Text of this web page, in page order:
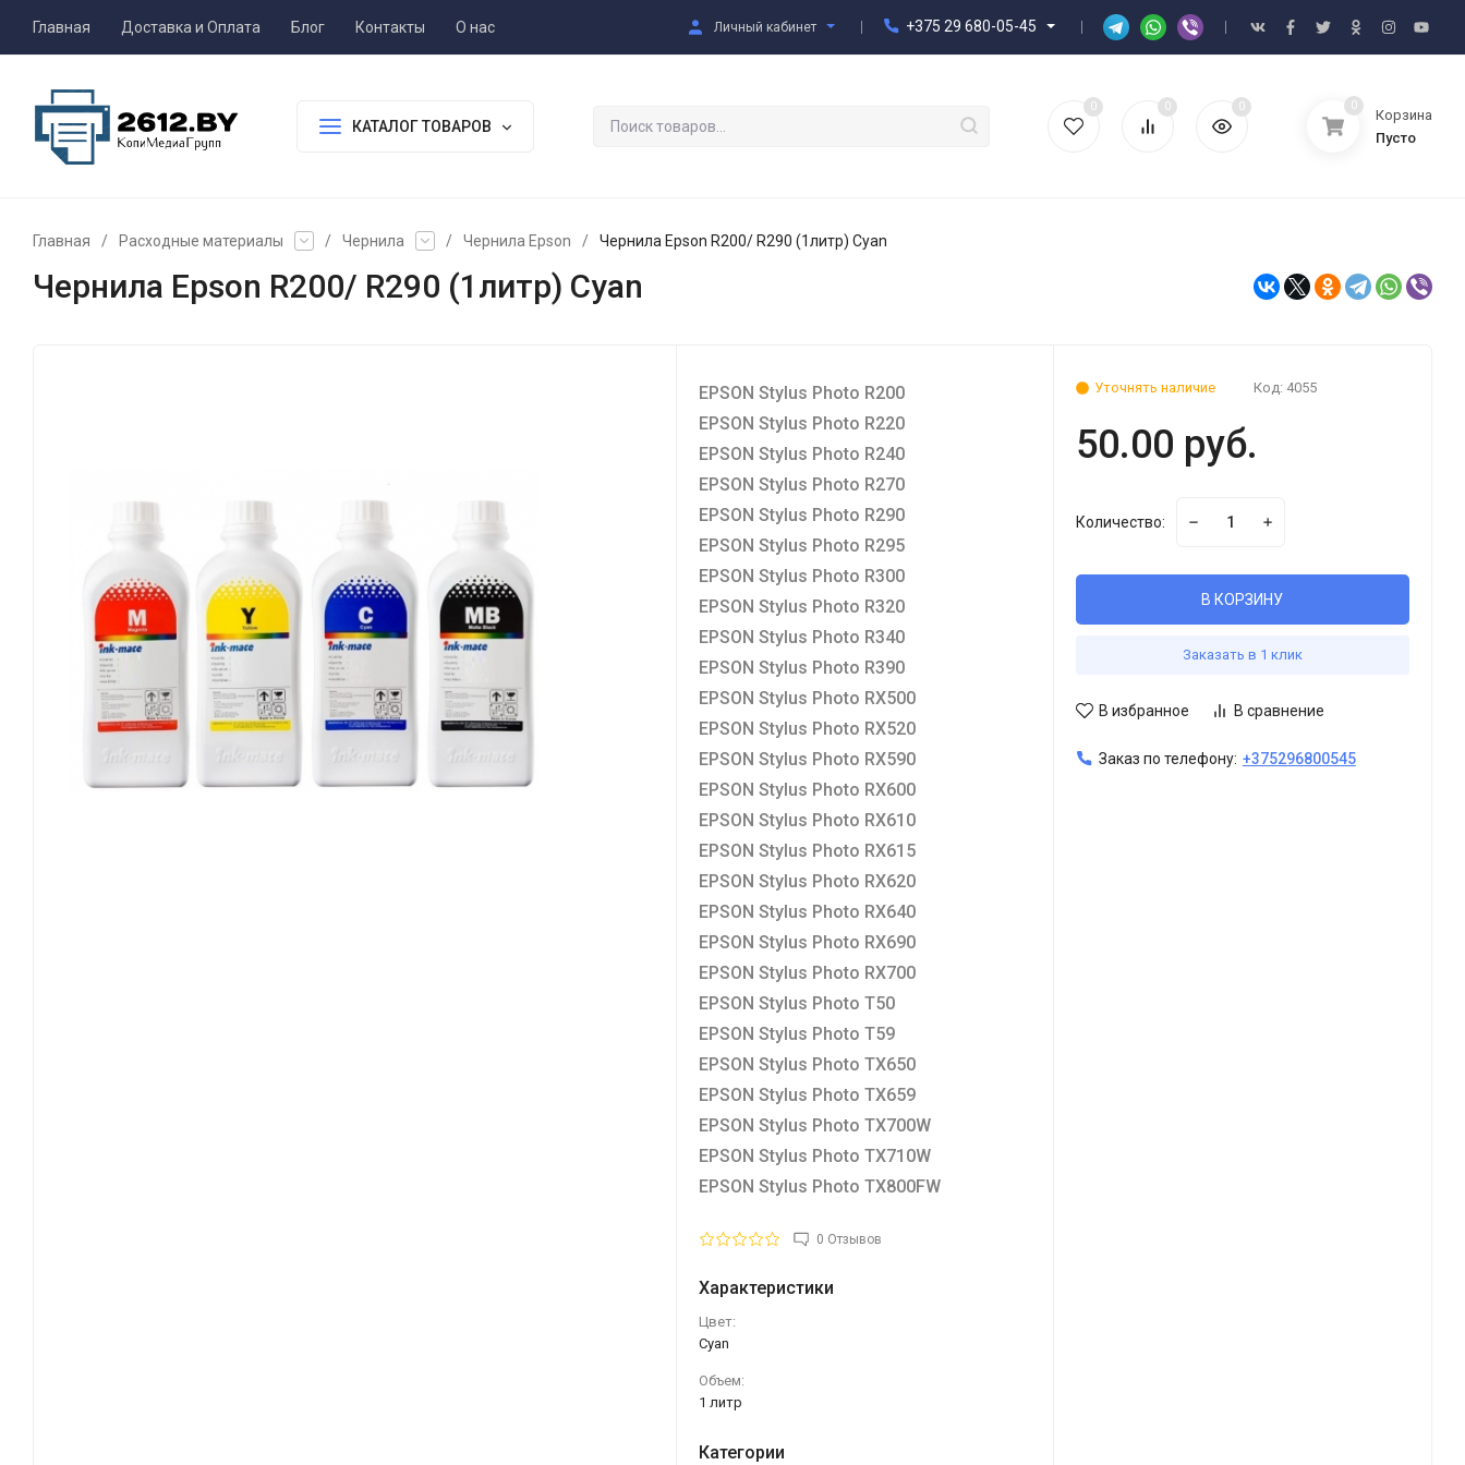
Главная Доставка и Оплата Блог Контакты О нас Личный кабинет +375 29 680-05-45
КАТАЛОГ ТОВАРОВ
0 0 0 0
Корзина
Пусто
Главная / Расходные материалы / Чернила / Чернила Epson / Чернила Epson R200/ R290 (1литр) Cyan
Чернила Epson R200/ R290 (1литр) Cyan
EPSON Stylus Photo R200
EPSON Stylus Photo R220
EPSON Stylus Photo R240
EPSON Stylus Photo R270
EPSON Stylus Photo R290
EPSON Stylus Photo R295
EPSON Stylus Photo R300
EPSON Stylus Photo R320
EPSON Stylus Photo R340
EPSON Stylus Photo R390
EPSON Stylus Photo RX500
EPSON Stylus Photo RX520
EPSON Stylus Photo RX590
EPSON Stylus Photo RX600
EPSON Stylus Photo RX610
EPSON Stylus Photo RX615
EPSON Stylus Photo RX620
EPSON Stylus Photo RX640
EPSON Stylus Photo RX690
EPSON Stylus Photo RX700
EPSON Stylus Photo T50
EPSON Stylus Photo T59
EPSON Stylus Photo TX650
EPSON Stylus Photo TX659
EPSON Stylus Photo TX700W
EPSON Stylus Photo TX710W
EPSON Stylus Photo TX800FW
0 Отзывов
Характеристики
Цвет:
Cyan
Объем:
1 литр
Категории
Уточнять наличие Код: 4055
50.00 руб.
Количество:
В КОРЗИНУ
Заказать в 1 клик
В избранное В сравнение
Заказ по телефону: +375296800545